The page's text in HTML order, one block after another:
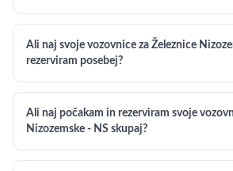
Ali naj svoje vozovnice za Železnice
rezerviram posebej?
Ali naj počakam in rezerviram svoje
Nizozemske - NS skupaj?